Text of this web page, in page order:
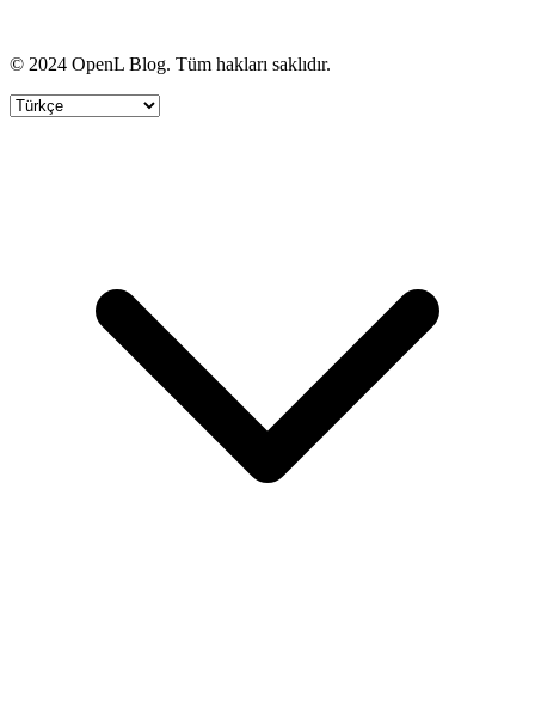
© 2024 OpenL Blog. Tüm hakları saklıdır.